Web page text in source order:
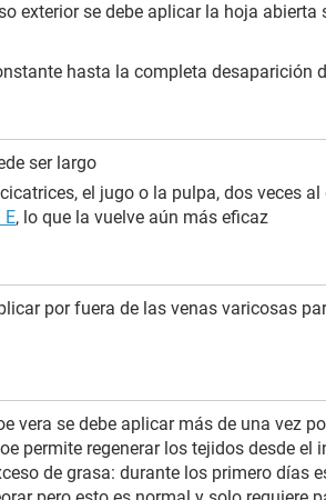
exterior se debe aplicar la hoja abierta
hasta la completa desaparición
ser largo
el jugo o la pulpa, dos veces
E, lo que la vuelve aún más eficaz
por fuera de las venas varicosas
vera se debe aplicar más de una vez
permite regenerar los tejidos desde el
de grasa: durante los primero días